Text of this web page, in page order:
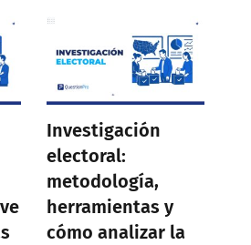
Investigación
electoral:
metodología,
herramientas y
cómo analizar la